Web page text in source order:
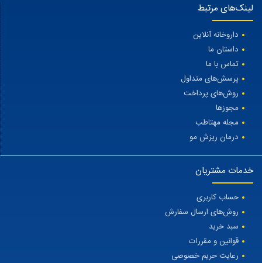
لینک‌های مرتبط
داروخانه آنلاین
داستان ما
تماس با ما
پرسش‌های متداول
روش‌های پرداخت
مجوزها
مجله مهتاطب
درمان ریزش مو
خدمات مشتریان
حساب کاربری
روش‌های ارسال سفارش
سبد خرید
قوانین و مقررات
رعایت حریم خصوصی